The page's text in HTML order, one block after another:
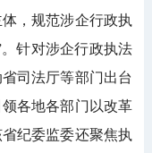
，规范涉企行政执
针对涉企行政执法
司法厅等部门出台
各地各部门以改革
纪委监委还聚焦执